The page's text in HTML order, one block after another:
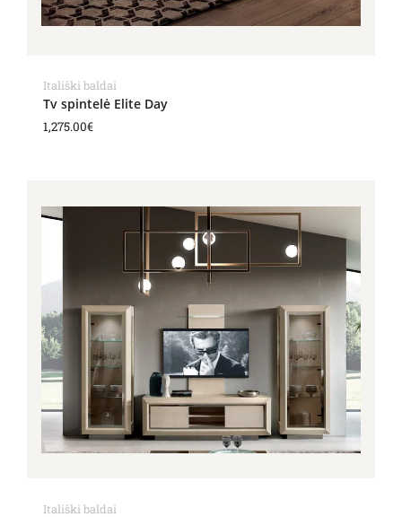
Itališki baldai
Tv spintelė Elite Day
1,275.00€
Itališki baldai